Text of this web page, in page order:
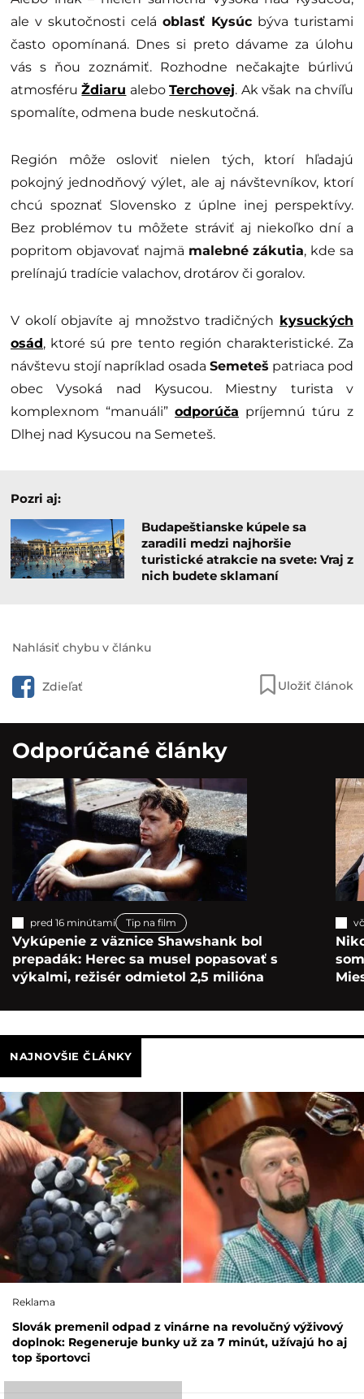
ale v skutočnosti celá oblasť Kysúc býva turistami
často opomínaná. Dnes si preto dávame za úlohu
vás s ňou zoznámiť. Rozhodne nečakajte búrlivú
atmosféruŽdiaru aleboTerchovej. Ak však na chvíľu
spomalíte, odmena bude neskutočná.
Región môže osloviť nielen tých, ktorí hľadajú
pokojný jednodňový výlet, ale aj návštevníkov, ktorí
chcú spoznať Slovensko z úplne inej perspektívy.
Bez problémov tu môžete stráviť aj niekoľko dní a
popritom objavovať najmä malebné zákutia, kde sa
prelínajú tradície valachov, drotárov či goralov.
V okolí objavíte aj množstvo tradičných kysuckých
osád, ktoré sú pre tento región charakteristické. Za
návštevu stojí napríklad osada Semeteš patriaca pod
obec Vysoká nad Kysucou. Miestny turista v
komplexnom “manuáli” odporúča príjemnú túru z
Dlhej nad Kysucou na Semeteš.
Pozri aj:
Budapeštianske kúpele sa
zaradili medzi najhoršie
turistické atrakcie na svete: Vraj z
nich budete sklamaní
Nahlásiť chybu v článku
Zdieľať Uložiť článok
Odporúčané články
pred 16 minútami Tip na film
Vykúpenie z väznice Shawshank bol
prepadák: Herec sa musel popasovať s
výkalmi, režisér odmietol 2,5 milióna
NAJNOVŠIE ČLÁNKY
Reklama
Slovák premenil odpad z vinárne na revolučný výživový
doplnok: Regeneruje bunky už za 7 minút, užívajú ho aj
top športovci